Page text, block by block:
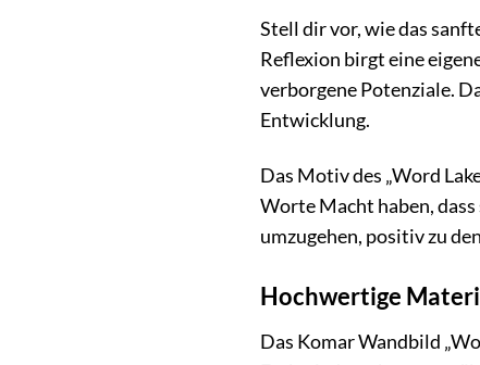
Stell dir vor, wie das
Reflexion birgt eine
verborgene Potenziale.
Entwicklung.
Das Motiv des „Word
Worte Macht haben,
umzugehen, positiv zu
Hochwertige
Das Komar Wandbild